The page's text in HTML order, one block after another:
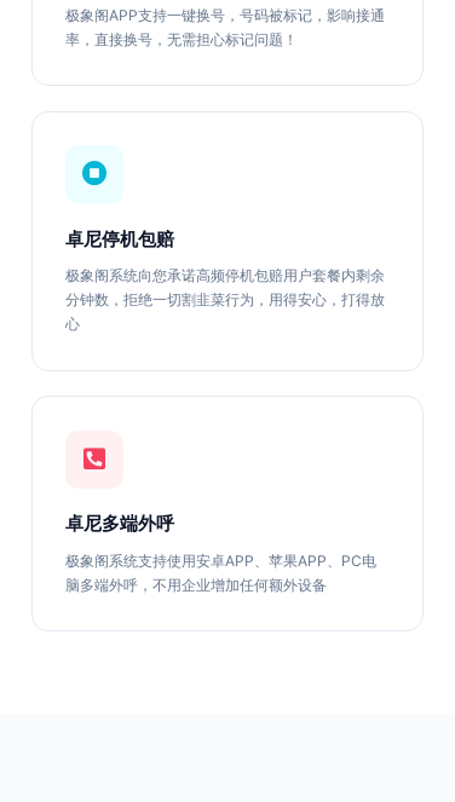
极象阁APP支持一键换号，号码被标记，影响接通
率，直接换号，无需担心标记问题！
卓尼停机包赔
极象阁系统向您承诺高频停机包赔用户套餐内剩余
分钟数，拒绝一切割韭菜行为，用得安心，打得放
心
卓尼多端外呼
极象阁系统支持使用安卓APP、苹果APP、PC电
脑多端外呼，不用企业增加任何额外设备